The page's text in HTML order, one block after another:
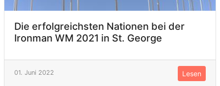
Die erfolgreichsten Nationen bei der
Ironman WM 2021 in St. George
01. Juni 2022 Lesen